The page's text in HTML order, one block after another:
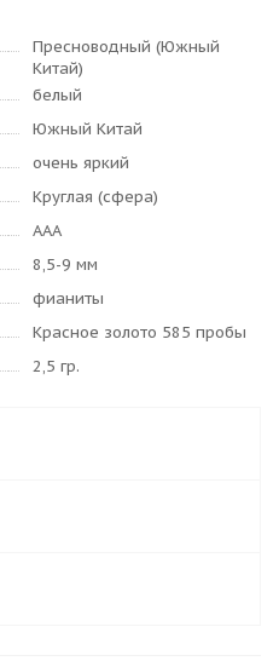
Пресноводный (Южный
Китай)
белый
Южный Китай
очень яркий
Круглая (сфера)
AAA
8,5-9 мм
фианиты
Красное золото 585 пробы
2,5 гр.